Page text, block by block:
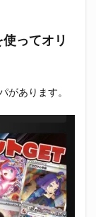
ってオリ
があります。